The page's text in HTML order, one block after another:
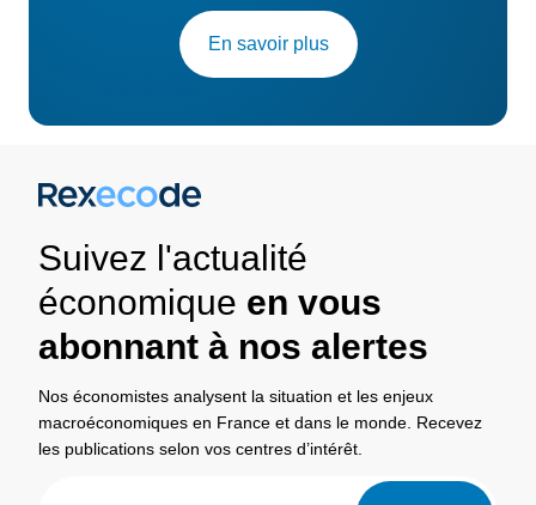
En savoir plus
Suivez l'actualité
économique en vous
abonnant à nos alertes
Nos économistes analysent la situation et les enjeux
macroéconomiques en France et dans le monde. Recevez
les publications selon vos centres d’intérêt.